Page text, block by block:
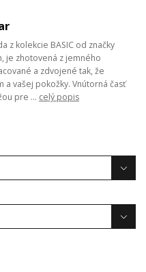
z kolekcie BASIC od značky
je zhotovená z jemného
a zdvojené tak, že
a vašej pokožky. Vnútorná časť
pre ... celý popis